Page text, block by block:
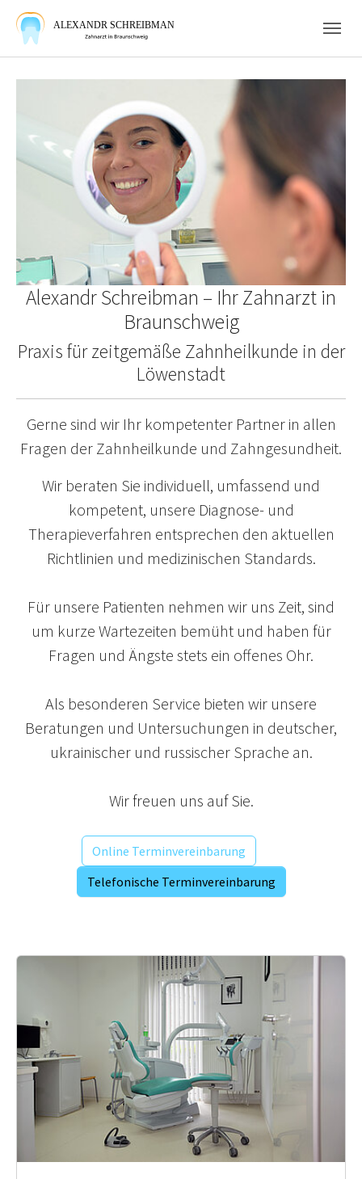
Skip to main navigation
Skip to main content
Skip to page footer
Alexandr Schreibman – Ihr Zahnarzt in
Braunschweig
Praxis für zeitgemäße Zahnheilkunde in der
Löwenstadt
Gerne sind wir Ihr kompetenter Partner in allen
Fragen der Zahnheilkunde und Zahngesundheit.
Wir beraten Sie individuell, umfassend und
kompetent, unsere Diagnose- und
Therapieverfahren entsprechen den aktuellen
Richtlinien und medizinischen Standards.
Für unsere Patienten nehmen wir uns Zeit, sind
um kurze Wartezeiten bemüht und haben für
Fragen und Ängste stets ein offenes Ohr.
Als besonderen Service bieten wir unsere
Beratungen und Untersuchungen in deutscher,
ukrainischer und russischer Sprache an.
Wir freuen uns auf Sie.
Online Terminvereinbarung
Telefonische Terminvereinbarung